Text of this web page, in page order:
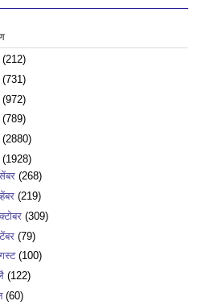
(212)
(731)
(972)
(789)
(2880)
(1928)
(268)
(219)
(309)
(79)
(100)
(122)
(60)